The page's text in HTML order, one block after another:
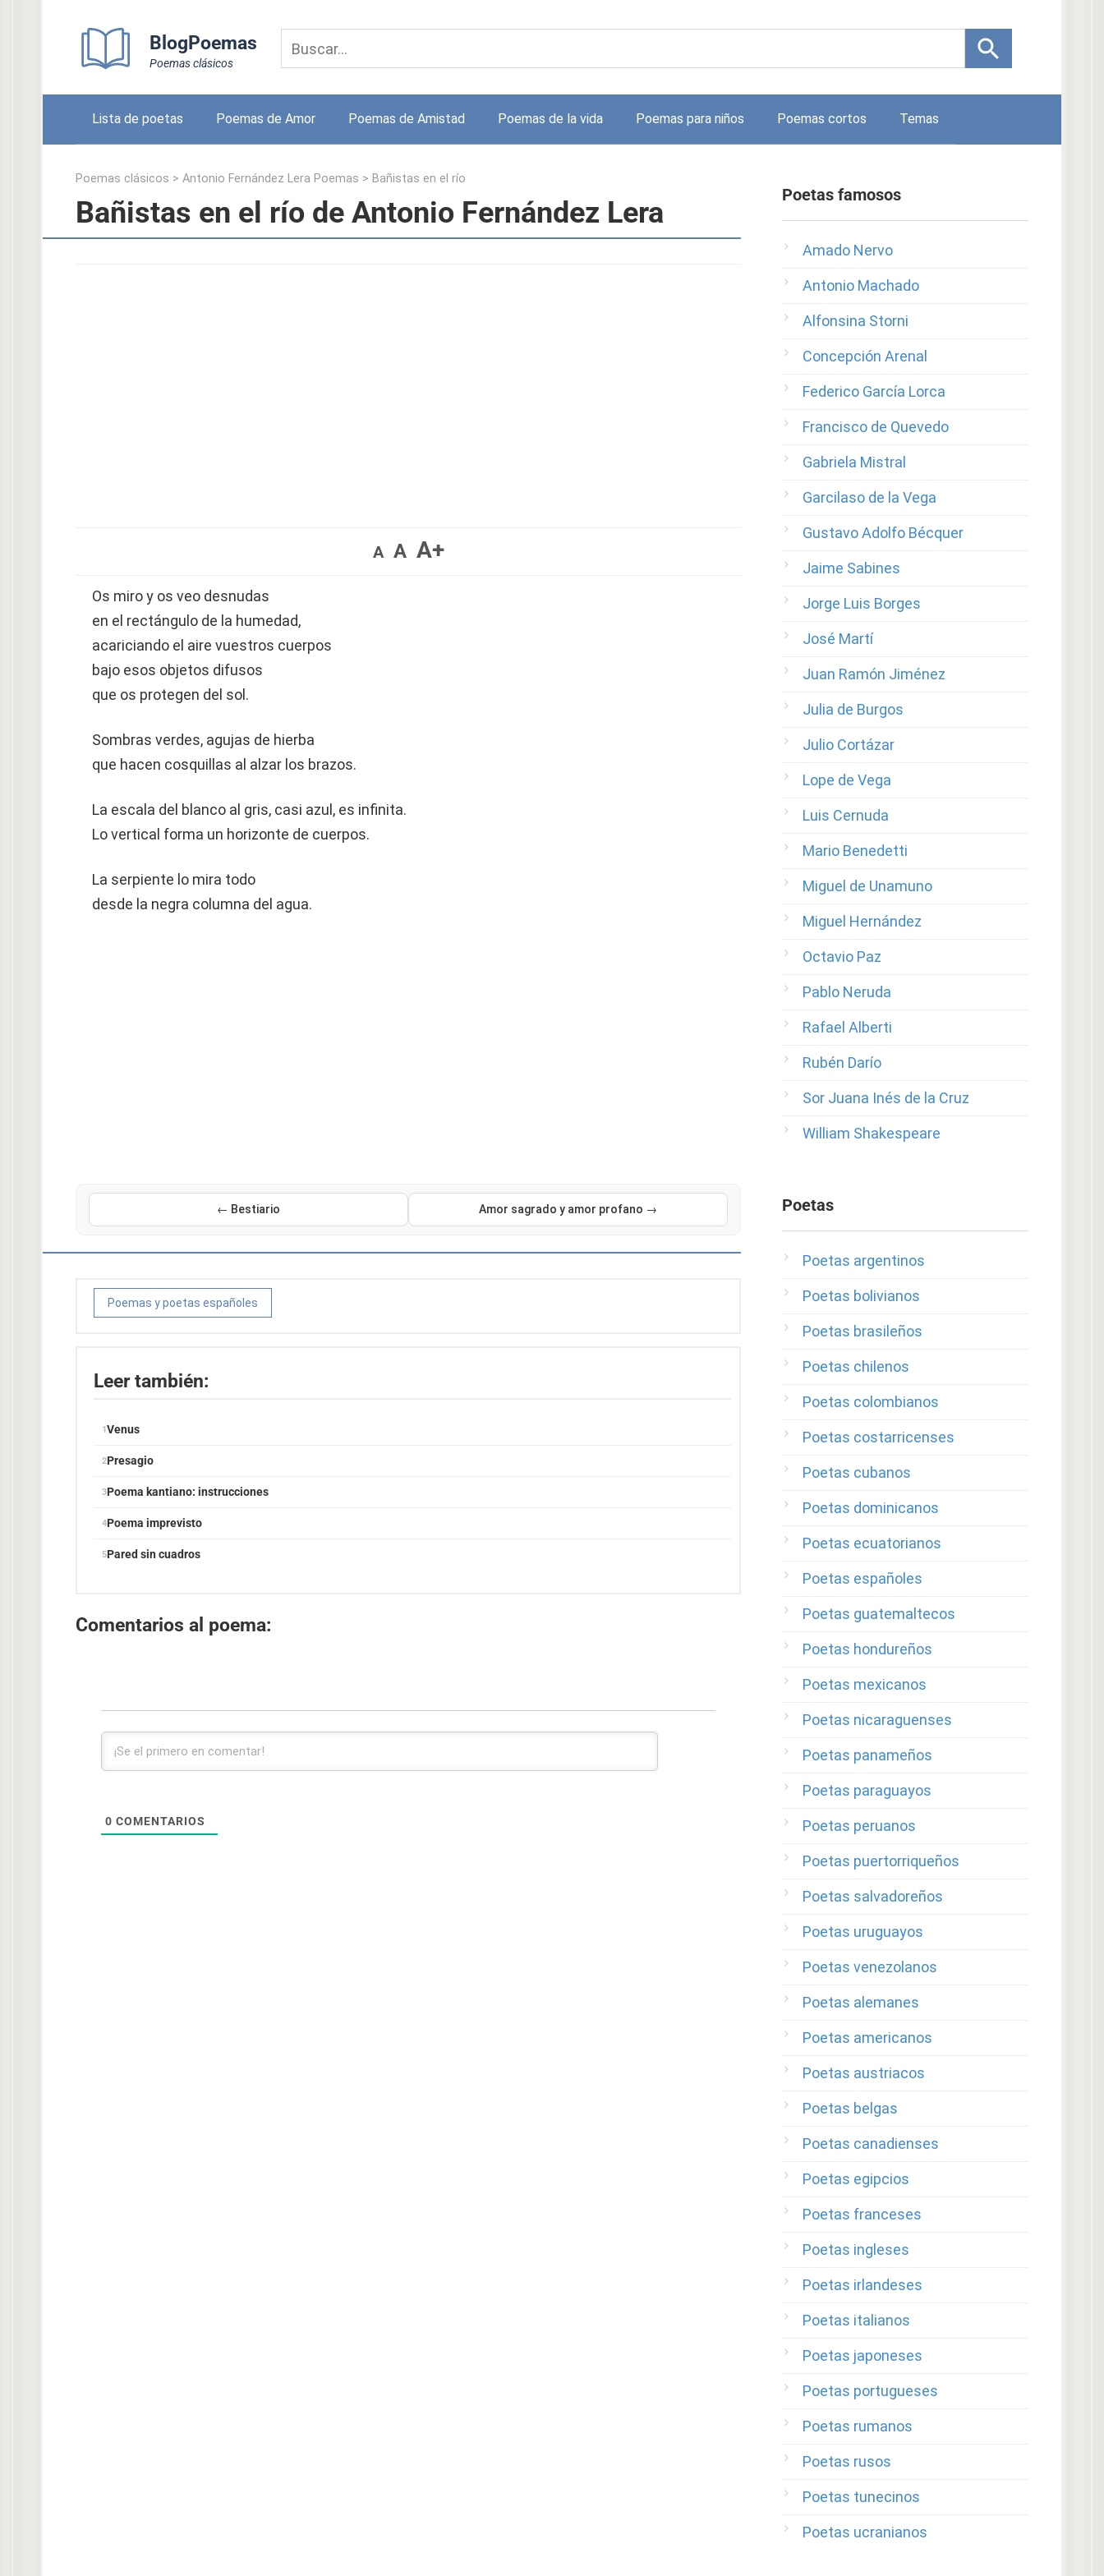
BlogPoemas
Poemas clásicos
Lista de poetas Poemas de Amor Poemas de Amistad Poemas de la vida Poemas para niños Poemas cortos Temas
Poemas clásicos > Antonio Fernández Lera Poemas > Bañistas en el río
Bañistas en el río de Antonio Fernández Lera
A A A+
Os miro y os veo desnudas
en el rectángulo de la humedad,
acariciando el aire vuestros cuerpos
bajo esos objetos difusos
que os protegen del sol.
Sombras verdes, agujas de hierba
que hacen cosquillas al alzar los brazos.
La escala del blanco al gris, casi azul, es infinita.
Lo vertical forma un horizonte de cuerpos.
La serpiente lo mira todo
desde la negra columna del agua.
← Bestiario Amor sagrado y amor profano →
Poemas y poetas españoles
Leer también:
Venus
Presagio
Poema kantiano: instrucciones
Poema imprevisto
Pared sin cuadros
Comentarios al poema:
0 COMENTARIOS
Poetas famosos
Amado Nervo
Antonio Machado
Alfonsina Storni
Concepción Arenal
Federico García Lorca
Francisco de Quevedo
Gabriela Mistral
Garcilaso de la Vega
Gustavo Adolfo Bécquer
Jaime Sabines
Jorge Luis Borges
José Martí
Juan Ramón Jiménez
Julia de Burgos
Julio Cortázar
Lope de Vega
Luis Cernuda
Mario Benedetti
Miguel de Unamuno
Miguel Hernández
Octavio Paz
Pablo Neruda
Rafael Alberti
Rubén Darío
Sor Juana Inés de la Cruz
William Shakespeare
Poetas
Poetas argentinos
Poetas bolivianos
Poetas brasileños
Poetas chilenos
Poetas colombianos
Poetas costarricenses
Poetas cubanos
Poetas dominicanos
Poetas ecuatorianos
Poetas españoles
Poetas guatemaltecos
Poetas hondureños
Poetas mexicanos
Poetas nicaraguenses
Poetas panameños
Poetas paraguayos
Poetas peruanos
Poetas puertorriqueños
Poetas salvadoreños
Poetas uruguayos
Poetas venezolanos
Poetas alemanes
Poetas americanos
Poetas austriacos
Poetas belgas
Poetas canadienses
Poetas egipcios
Poetas franceses
Poetas ingleses
Poetas irlandeses
Poetas italianos
Poetas japoneses
Poetas portugueses
Poetas rumanos
Poetas rusos
Poetas tunecinos
Poetas ucranianos